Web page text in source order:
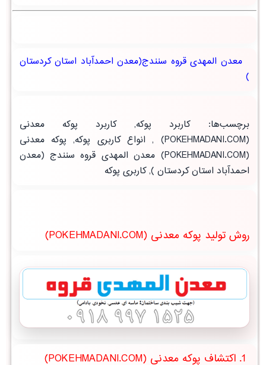
معدن المهدی قروه سنندج(معدن احمدآباد استان کردستان
)
برچسب‌ها:کاربرد پوکه,کاربرد پوکه معدنی
(POKEHMADANI.COM)
, انواع کاربری پوکه, پوکه معدنی
(POKEHMADANI.COM) معدن المهدی قروه سنندج (
معدن
احمدآباد استان کردستان ),کاربری پوکه
روش تولید پوکه معدنی (POKEHMADANI.COM)